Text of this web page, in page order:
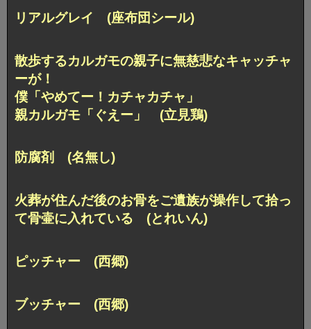
リアルグレイ (座布団シール)
散歩するカルガモの親子に無慈悲なキャッチャ
ーが！
僕「やめてー！カチャカチャ」
親カルガモ「ぐえー」 (立見鶏)
防腐剤 (名無し)
火葬が住んだ後のお骨をご遺族が操作して拾っ
て骨壷に入れている (とれいん)
ピッチャー (西郷)
ブッチャー (西郷)